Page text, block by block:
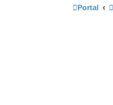
Portal